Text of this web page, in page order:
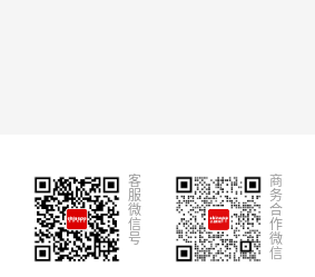
客
服
微
信
号
商
务
合
作
微
信